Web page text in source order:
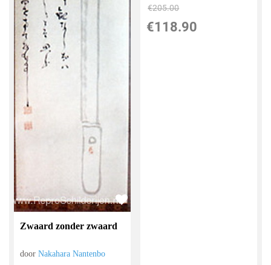
Zwaard zonder zwaard
doorNakahara Nantenbo
€205.00
€118.90